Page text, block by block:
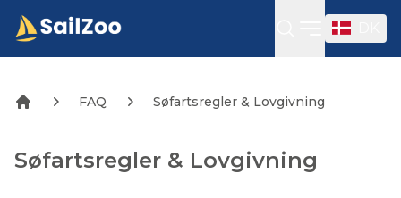
Open
FAQ Søfartsregler & Lovgivning
Søfartsregler & Lovgivning